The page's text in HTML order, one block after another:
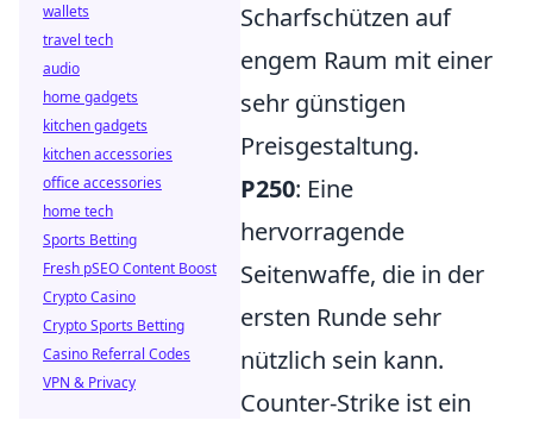
Scharfschützen auf
engem Raum mit einer
sehr günstigen
Preisgestaltung.
P250: Eine
hervorragende
Seitenwaffe, die in der
ersten Runde sehr
nützlich sein kann.
Counter-Strike ist ein
wallets
travel tech
audio
home gadgets
kitchen gadgets
kitchen accessories
office accessories
home tech
Sports Betting
Fresh pSEO Content Boost
Crypto Casino
Crypto Sports Betting
Casino Referral Codes
VPN & Privacy